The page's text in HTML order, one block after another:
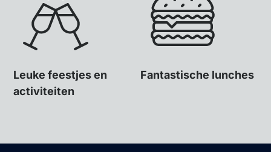
Leuke feestjes en
activiteiten
Fantastische lunches